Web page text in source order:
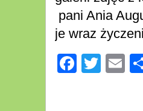
pani Ania
je wraz